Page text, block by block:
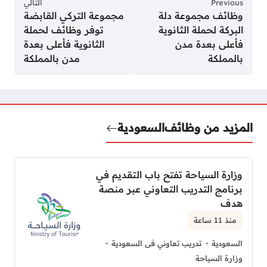
Previous
وظائف مجموعة دلة
البركة لحملة الثانوية
فأعلى بعدة مدن
بالمملكة
التالي
مجموعة التركي القابضة
توفر وظائف لحملة
الثانوية فأعلى بعدة
مدن بالمملكة
المزيد من وظائفالسعودية
وزارة السياحة تفتح باب التقديم في
برنامج التدريب التعاوني عبر منصة
هدف
منذ 11 ساعة
السعودية
تدريب تعاوني فى السعودية
وزارة السياحة